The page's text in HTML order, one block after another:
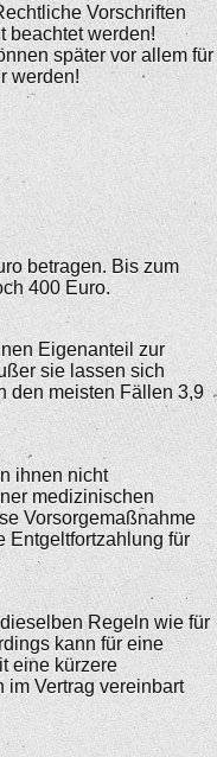
betragen. Bis zum
400 Euro.
Eigenanteil zur
sie lassen sich
den meisten Fällen 3,9
ihnen nicht
medizinischen
Vorsorgemaßnahme
Entgeltfortzahlung für
Regeln wie für
kann für eine
eine kürzere
im Vertrag vereinbart